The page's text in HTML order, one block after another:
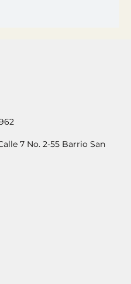
7 No. 2-55 Barrio San